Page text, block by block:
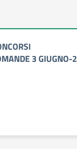
3 GIUGNO-2